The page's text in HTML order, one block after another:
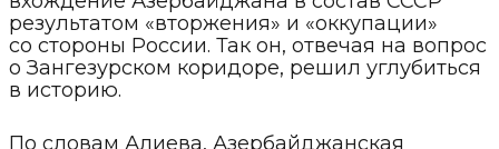
результатом «вторжения» и «оккупации»
со стороны России. Так он, отвечая на вопрос
о Зангезурском коридоре, решил углубиться
в историю.
По словам Алиева, Азербайджанская